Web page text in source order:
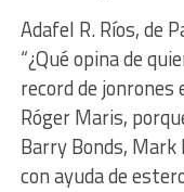
Adafel R. Ríos, de
“¿Qué opina de
record de jonrones
Róger Maris,
Barry Bonds, Mark
con ayuda de